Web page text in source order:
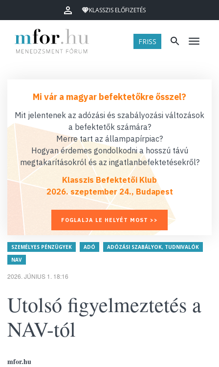
KLASSZIS ELŐFIZETÉS
FRISS Menü
Mi vár a magyar befektetőkre ősszel?
Mit jelentenek az adózási és szabályozási változások
a befektetők számára?
Merre tart az állampapírpiac?
Hogyan érdemes gondolkodni a hosszú távú
megtakarításokról és az ingatlanbefektetésekről?
Klasszis Befektetői Klub
2026. szeptember 24., Budapest
FOGLALJA LE HELYÉT MOST >>
SZEMÉLYES PÉNZÜGYEK ADÓ
ADÓZÁSI SZABÁLYOK, TUDNIVALÓK
NAV
2026. JÚNIUS 1. 18:16
Utolsó figyelmeztetés a
NAV-tól
mfor.hu